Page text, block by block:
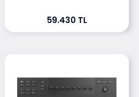
59.430 TL